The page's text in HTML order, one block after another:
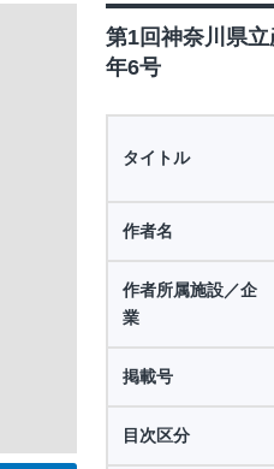
第1回神奈川県
年6号
タイトル
作者名
作者所属施設／企
業
掲載号
目次区分